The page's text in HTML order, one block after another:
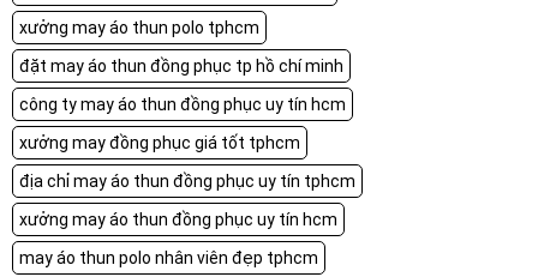
xưởng may áo thun polo tphcm
đặt may áo thun đồng phục tp hồ chí minh
công ty may áo thun đồng phục uy tín hcm
xưởng may đồng phục giá tốt tphcm
địa chỉ may áo thun đồng phục uy tín tphcm
xưởng may áo thun đồng phục uy tín hcm
may áo thun polo nhân viên đẹp tphcm